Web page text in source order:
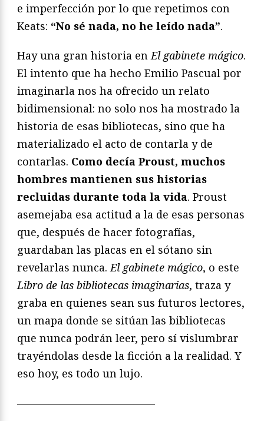
e imperfección por lo que repetimos con
Keats: “No sé nada, no he leído nada”.
Hay una gran historia en El gabinete mágico.
El intento que ha hecho Emilio Pascual por
imaginarla nos ha ofrecido un relato
bidimensional: no solo nos ha mostrado la
historia de esas bibliotecas, sino que ha
materializado el acto de contarla y de
contarlas. Como decía Proust, muchos
hombres mantienen sus historias
recluidas durante toda la vida. Proust
asemejaba esa actitud a la de esas personas
que, después de hacer fotografías,
guardaban las placas en el sótano sin
revelarlas nunca. El gabinete mágico, o este
Libro de las bibliotecas imaginarias, traza y
graba en quienes sean sus futuros lectores,
un mapa donde se sitúan las bibliotecas
que nunca podrán leer, pero sí vislumbrar
trayéndolas desde la ficción a la realidad. Y
eso hoy, es todo un lujo.
—————————————